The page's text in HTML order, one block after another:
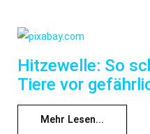
Hitzewelle: So
Tiere vor
Mehr Lesen...